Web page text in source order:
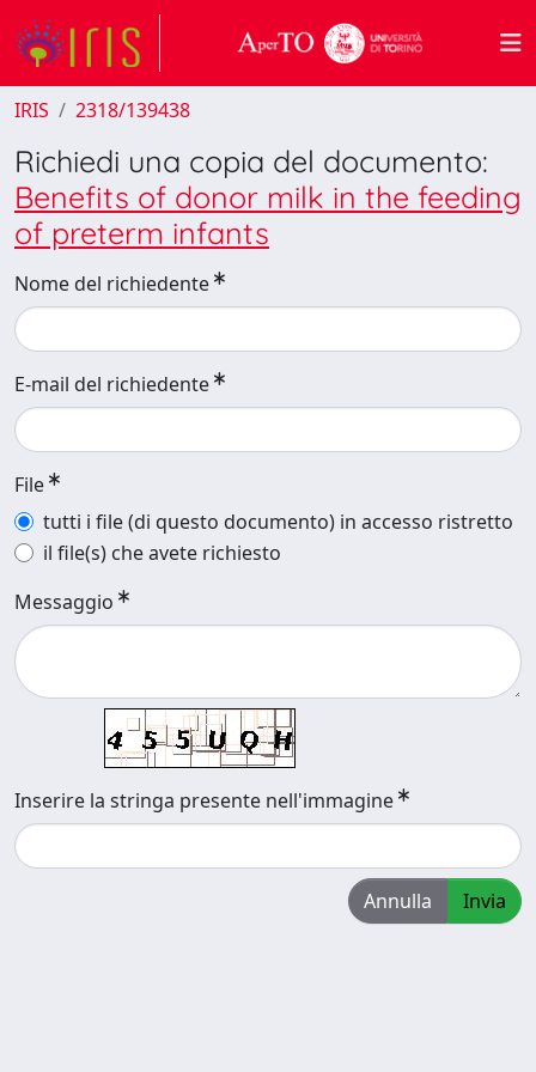
IRIS 2318/139438
Richiedi una copia del documento:
Benefits of donor milk in the feeding
of preterm infants
Nome del richiedente
E-mail del richiedente
File
tutti i file (di questo documento) in accesso ristretto
il file(s) che avete richiesto
Messaggio
Inserire la stringa presente nell'immagine
Annulla Invia